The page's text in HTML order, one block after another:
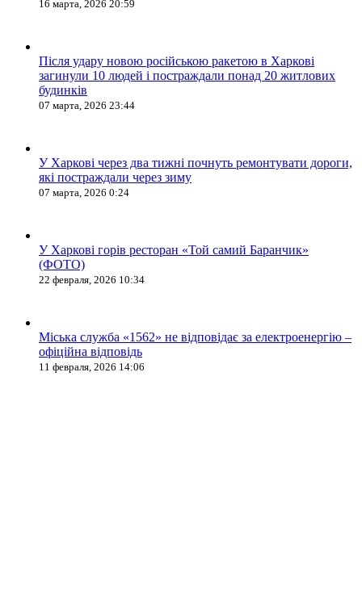
16 марта, 2026 20:59
Після удару новою російською ракетою в Харкові
загинули 10 людей і постраждали понад 20 житлових
будинків
07 марта, 2026 23:44
У Харкові через два тижні почнуть ремонтувати дороги,
які постраждали через зиму
07 марта, 2026 0:24
У Харкові горів ресторан «Той самий Баранчик»
(ФОТО)
22 февраля, 2026 10:34
Міська служба «1562» не відповідає за електроенергію –
офіційна відповідь
11 февраля, 2026 14:06